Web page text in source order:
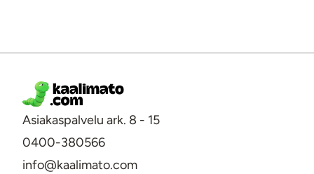
Asiakaspalvelu ark. 8 - 15
0400-380566
info@kaalimato.com